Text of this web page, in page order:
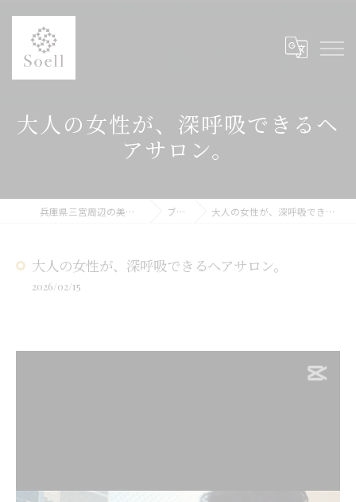
大人の女性が、深呼吸できるヘ
アサロン。
兵庫県三宮周辺の美容院ならSoell ブログ 大人の女性が、深呼吸できるヘアサロン。
大人の女性が、深呼吸できるヘアサロン。
2026/02/15